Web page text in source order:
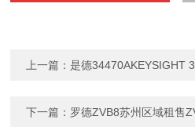
上一篇：是德34470AKEYSIGHT
下一篇： 罗德ZVB8苏州区域租售